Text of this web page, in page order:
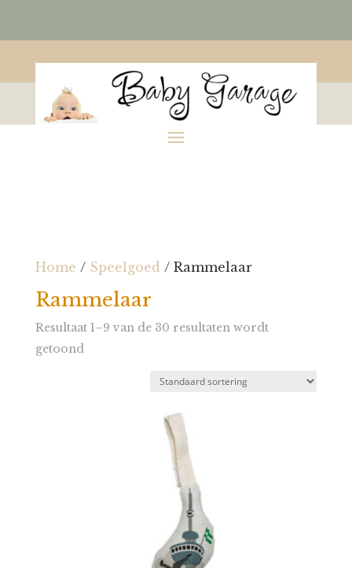
Home / Speelgoed / Rammelaar
Rammelaar
Resultaat 1–9 van de 30 resultaten wordt
getoond